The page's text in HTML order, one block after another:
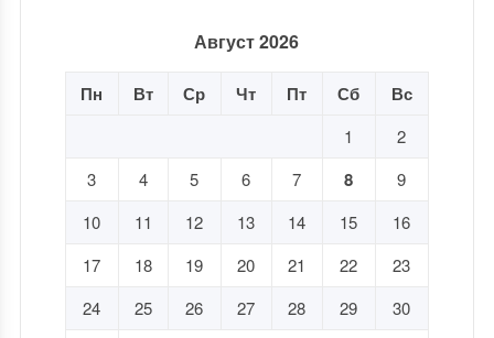
Август 2026
Пн Вт Ср Чт Пт Сб Вс
1
2
3
4 5 6 7 8
9
10
11 12 13 14 15
16
17
18 19 20 21 22
23
24
25 26 27 28 29
30